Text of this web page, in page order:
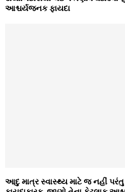
આશ્ચર્યજનક ફાયદા
આદુ માત્ર સ્વાસ્થ્ય માટે જ નહીં